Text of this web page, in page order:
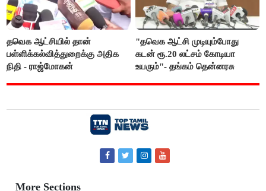
தவெக ஆட்சியில் தான்
பள்ளிக்கல்வித்துறைக்கு அதிக
நிதி - ராஜ்மோகன்
"தவெக ஆட்சி முடியும்போது
கடன் ரூ.20 லட்சம் கோடியா
உயரும்"- தங்கம் தென்னரசு
More Sections